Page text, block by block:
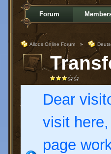
Forum
Allods Online Forum »
Dear
visit
page